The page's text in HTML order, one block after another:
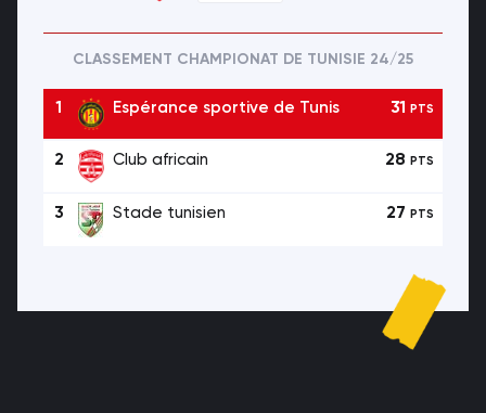
CLASSEMENT CHAMPIONAT DE TUNISIE 24/25
1 Espérance sportive de Tunis 31 PTS
2 Club africain 28 PTS
3 Stade tunisien 27 PTS